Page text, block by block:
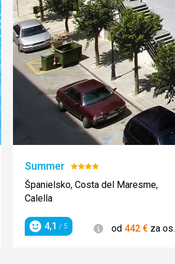
Summer Hodnotenie:
4/5
Španielsko, Costa del Maresme,
Calella
Hodnotenie
4,1 / 5 Informácie
od 442 € za os.